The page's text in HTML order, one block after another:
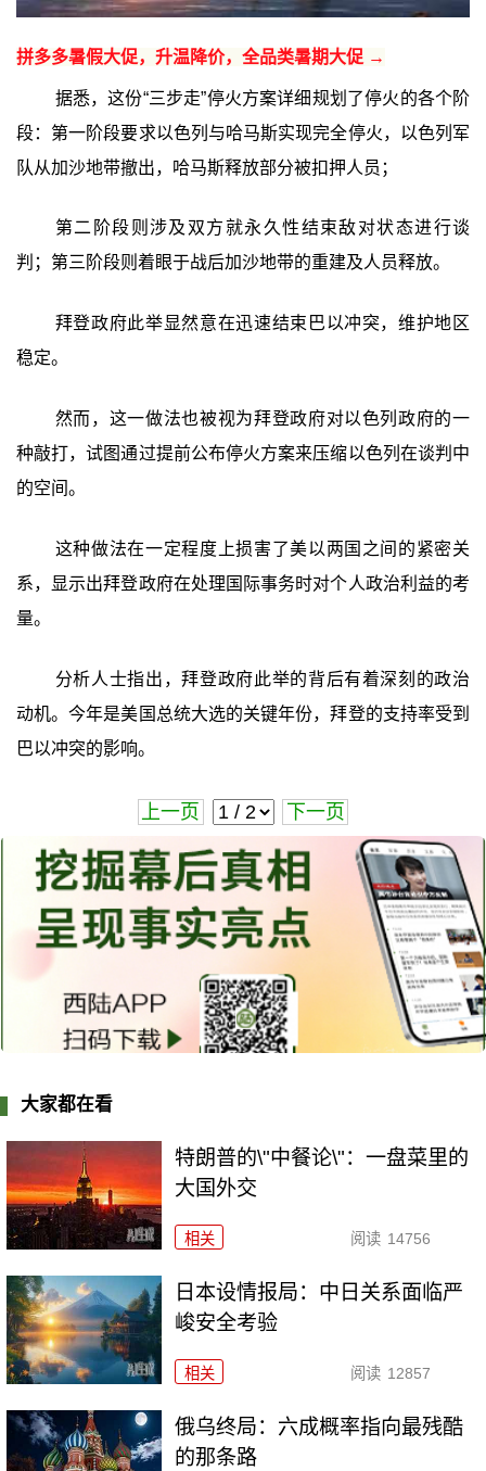
拼多多暑假大促，升温降价，全品类暑期大促 →
据悉，这份“三步走”停火方案详细规划了停火的各个阶
段：第一阶段要求以色列与哈马斯实现完全停火，以色列军
队从加沙地带撤出，哈马斯释放部分被扣押人员；
第二阶段则涉及双方就永久性结束敌对状态进行谈
判；第三阶段则着眼于战后加沙地带的重建及人员释放。
拜登政府此举显然意在迅速结束巴以冲突，维护地区
稳定。
然而，这一做法也被视为拜登政府对以色列政府的一
种敲打，试图通过提前公布停火方案来压缩以色列在谈判中
的空间。
这种做法在一定程度上损害了美以两国之间的紧密关
系，显示出拜登政府在处理国际事务时对个人政治利益的考
量。
分析人士指出，拜登政府此举的背后有着深刻的政治
动机。今年是美国总统大选的关键年份，拜登的支持率受到
巴以冲突的影响。
上一页 下一页
大家都在看
特朗普的\"中餐论\"：一盘菜里的
大国外交
相关 阅读 14756
日本设情报局：中日关系面临严
峻安全考验
相关 阅读 12857
俄乌终局：六成概率指向最残酷
的那条路